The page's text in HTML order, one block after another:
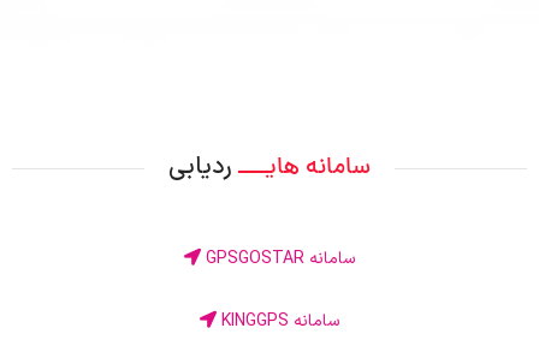
سامانه هایــــ ردیابی
سامانه GPSGOSTAR
سامانه KINGGPS